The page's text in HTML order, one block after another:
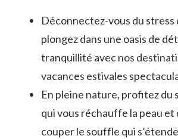
Déconnectez-vous du
plongez dans une oasis de
tranquillité avec nos
vacances estivales
En pleine nature, profitez du
qui vous‌ réchauffe la peau et
couper le souffle ‍qui